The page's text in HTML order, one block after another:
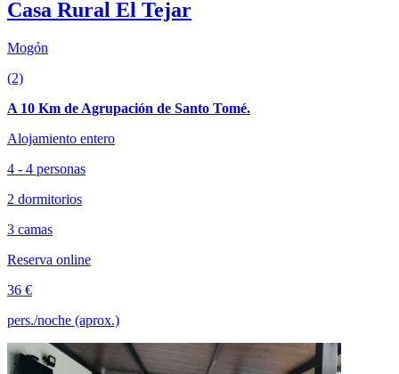
Casa Rural El Tejar
Mogón
(2)
A 10 Km de Agrupación de Santo Tomé.
Alojamiento entero
4 - 4 personas
2 dormitorios
3 camas
Reserva online
36 €
pers./noche (aprox.)